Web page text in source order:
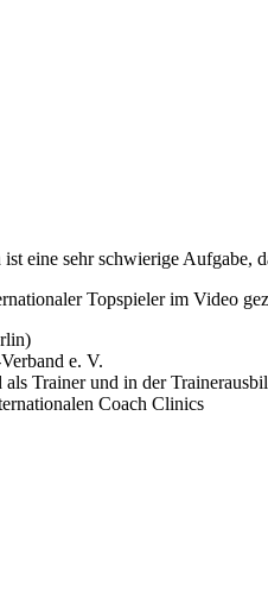
eine sehr schwierige Aufgabe,
Topspieler im Video
e. V.
Trainer und in der
Coach Clinics